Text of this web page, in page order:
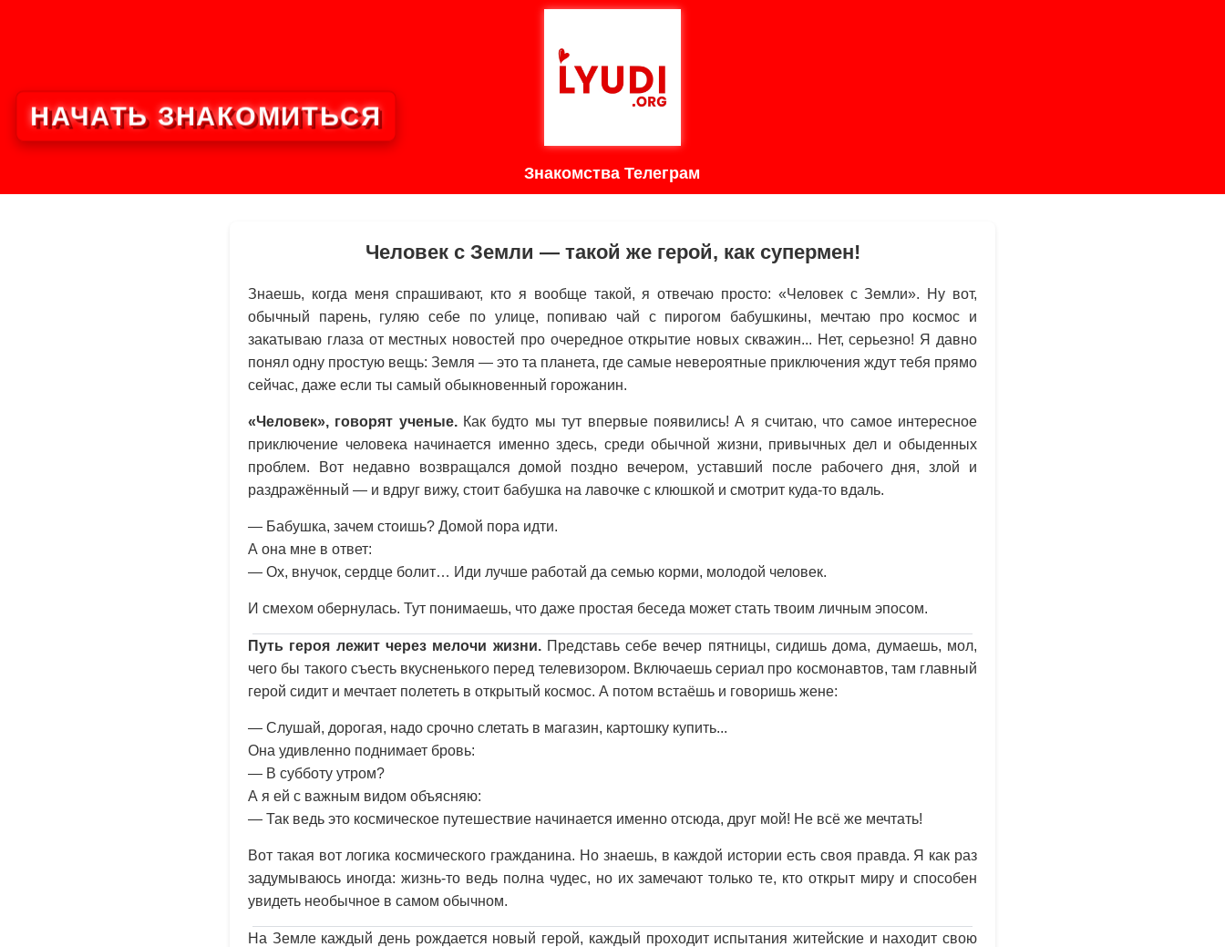
Знакомства Телеграм
Человек с Земли — такой же герой, как супермен!
Знаешь, когда меня спрашивают, кто я вообще такой, я отвечаю просто: «Человек с Земли». Ну вот,
обычный парень, гуляю себе по улице, попиваю чай с пирогом бабушкины, мечтаю про космос и
закатываю глаза от местных новостей про очередное открытие новых скважин... Нет, серьезно! Я давно
понял одну простую вещь: Земля — это та планета, где самые невероятные приключения ждут тебя прямо
сейчас, даже если ты самый обыкновенный горожанин.
«Человек», говорят ученые.Как будто мы тут впервые появились! А я считаю, что самое интересное
приключение человека начинается именно здесь, среди обычной жизни, привычных дел и обыденных
проблем. Вот недавно возвращался домой поздно вечером, уставший после рабочего дня, злой и
раздражённый — и вдруг вижу, стоит бабушка на лавочке с клюшкой и смотрит куда-то вдаль.
— Бабушка, зачем стоишь? Домой пора идти.
А она мне в ответ:
— Ох, внучок, сердце болит… Иди лучше работай да семью корми, молодой человек.
И смехом обернулась. Тут понимаешь, что даже простая беседа может стать твоим личным эпосом.
Путь героя лежит через мелочи жизни.Представь себе вечер пятницы, сидишь дома, думаешь, мол,
чего бы такого съесть вкусненького перед телевизором. Включаешь сериал про космонавтов, там главный
герой сидит и мечтает полететь в открытый космос. А потом встаёшь и говоришь жене:
— Слушай, дорогая, надо срочно слетать в магазин, картошку купить...
Она удивленно поднимает бровь:
— В субботу утром?
А я ей с важным видом объясняю:
— Так ведь это космическое путешествие начинается именно отсюда, друг мой! Не всё же мечтать!
Вот такая вот логика космического гражданина. Но знаешь, в каждой истории есть своя правда. Я как раз
задумываюсь иногда: жизнь-то ведь полна чудес, но их замечают только те, кто открыт миру и способен
увидеть необычное в самом обычном.
На Земле каждый день рождается новый герой, каждый проходит испытания житейские и находит свою
НАЧАТЬ ЗНАКОМИТЬСЯ